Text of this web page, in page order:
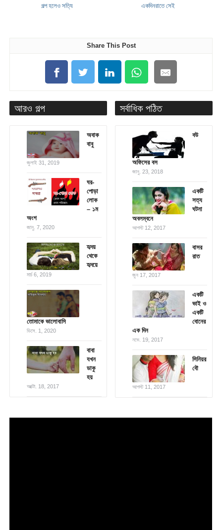
গল্প হলেও সত্যি একদিনরাতে সেই
Share This Post
আরও গল্প
অবাক
বাবু
জুলাই 31, 2019
ঘর-
পোড়া
লোক
– ১ম
অংশ
জানু. 7, 2020
হৃদয়
থেকে
হৃদয়ে
মার্চ 6, 2019
তোমাকে ভালোবাসি
ডিসে. 1, 2020
বাবা
যখন
ডাকু
হয়
অক্টো. 18, 2017
সর্বাধিক পঠিত
বউ
অফিসের বস
জানু. 23, 2018
একটি
সত্য
ঘটনা
অবলম্বনে
আগস্ট 12, 2017
বাসর
রাত
জুন 17, 2017
একটি
ভাই ও
একটি
বোনের
এক দিন
নভে. 19, 2017
সিনিয়র
বৌ
আগস্ট 11, 2017